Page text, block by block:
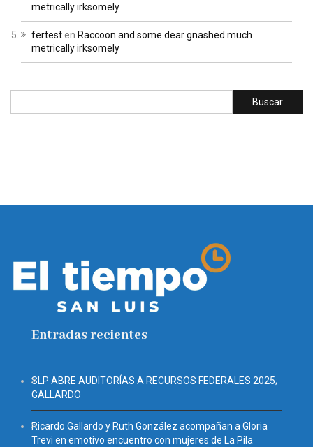
metrically irksomely
fertesten Raccoon and some dear gnashed much
metrically irksomely
Entradas recientes
SLP ABRE AUDITORÍAS A RECURSOS FEDERALES 2025;
GALLARDO
Ricardo Gallardo y Ruth González acompañan a Gloria
Trevi en emotivo encuentro con mujeres de La Pila